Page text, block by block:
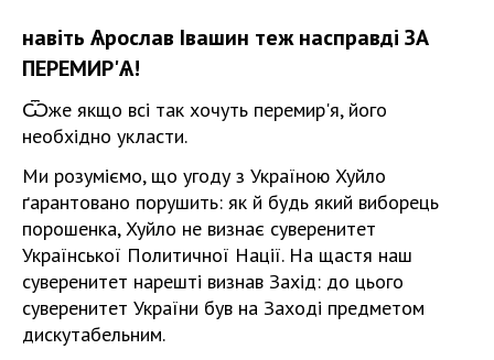
навіть Ѧрослав Івашин теж насправді ЗА
ПЕРЕМИР'Ѧ!
Ѿже якщо всі так хочуть перемир'я, його
необхідно укласти.
Ми розуміємо, що угоду з Україною Хуйло
ґарантовано порушить: як й будь який виборець
порошенка, Хуйло не визнає суверенитет
Української Политичної Нації. На щастя наш
суверенитет нарешті визнав Захід: до цього
суверенитет України був на Заході предметом
дискутабельним.